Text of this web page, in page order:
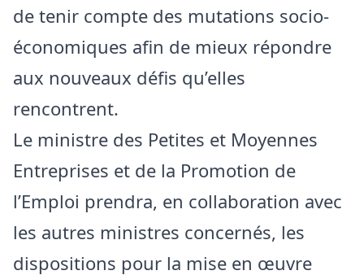
de tenir compte des mutations socio-
économiques afin de mieux répondre
aux nouveaux défis qu’elles
rencontrent.
Le ministre des Petites et Moyennes
Entreprises et de la Promotion de
l’Emploi prendra, en collaboration avec
les autres ministres concernés, les
dispositions pour la mise en œuvre